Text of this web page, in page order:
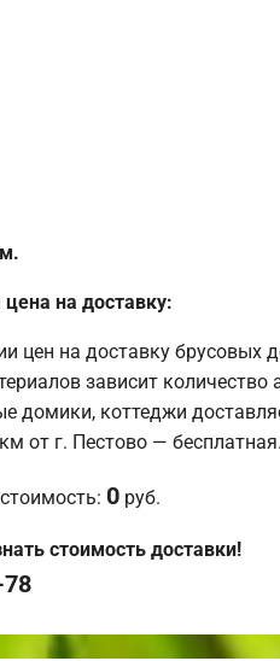
на доставку:
цен на доставку брусовых
зависит
домики, коттеджи
от г. Пестово —
0 руб.
стоимость доставки!